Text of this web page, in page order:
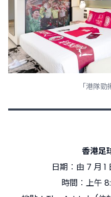
「港隊
香港足
日期︰由 7 月 1
時間︰上午